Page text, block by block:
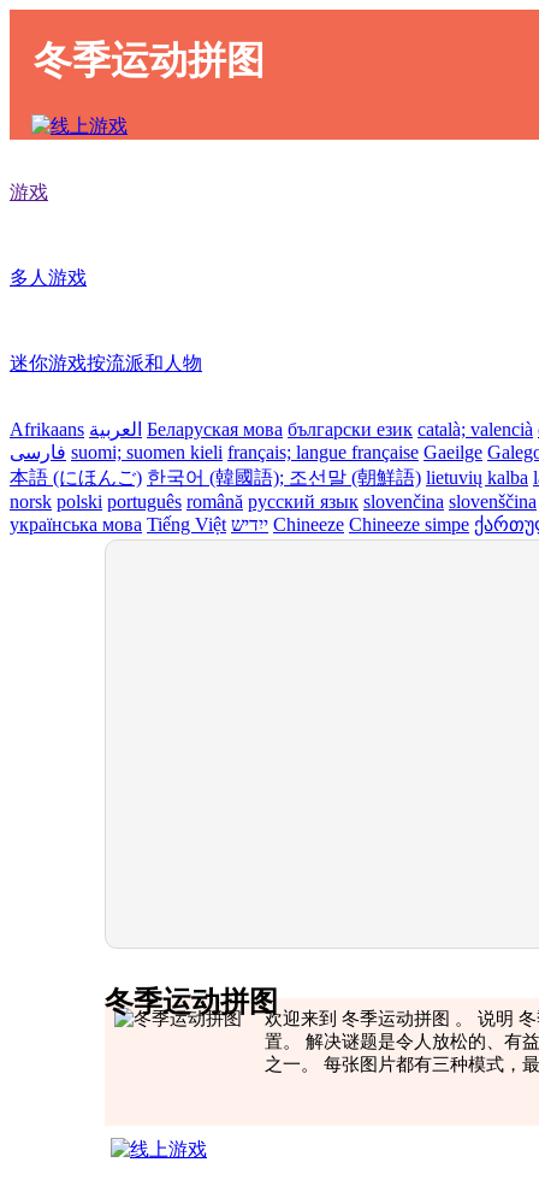
冬季运动拼图
游戏
多人游戏
迷你游戏按流派和人物
Afrikaans العربية Беларуская мова български език català; valencià
فارسی suomi; suomen kieli français; langue française Gaeilge
本語 (にほんご) 한국어 (韓國語); 조선말 (朝鮮語) lietuvių kalba
norsk polski português română русский язык slovenčina slovenščina
українська мова Tiếng Việt ייִדיש Chineeze Chineeze simpe
冬季运动拼图
欢迎来到 冬季运动拼图 。 说明
置。 解决谜题是令人放松的、有
之一。 每张图片都有三种模式，